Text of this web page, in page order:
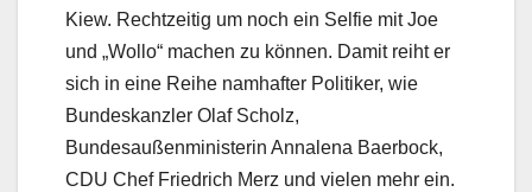
Kiew. Rechtzeitig um noch ein Selfie mit Joe
und „Wollo“ machen zu können. Damit reiht er
sich in eine Reihe namhafter Politiker, wie
Bundeskanzler Olaf Scholz,
Bundesaußenministerin Annalena Baerbock,
CDU Chef Friedrich Merz und vielen mehr ein.